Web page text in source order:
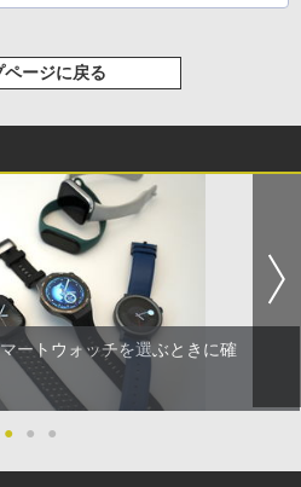
ページに戻る
ートウォッチを選ぶときに確
● ● ●